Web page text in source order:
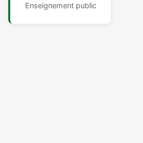
Enseignement public